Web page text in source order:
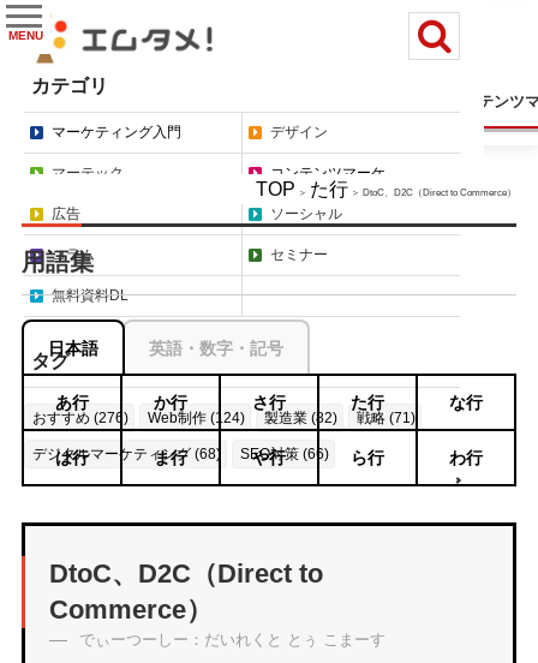
コンテンツ
MENU
カテゴリ
マーケティング入門 デザイン
マーテック コンテンツマーケ
広告 ソーシャル
コラム セミナー
無料資料DL
タグ
おすすめ (276) Web制作 (124) 製造業 (82) 戦略 (71)
デジタルマーケティング (68)
SEO対策 (66)
もっと見る
TOP ＞ た行 ＞ DtoC、D2C（Direct to Commerce）
用語集
日本語 英語・数字・記号
あ行 か行 さ行 た行 な行
は行 ま行 や行 ら行 わ行
DtoC、D2C（Direct to
Commerce）
でぃーつーしー：だいれくと とぅ こまーす